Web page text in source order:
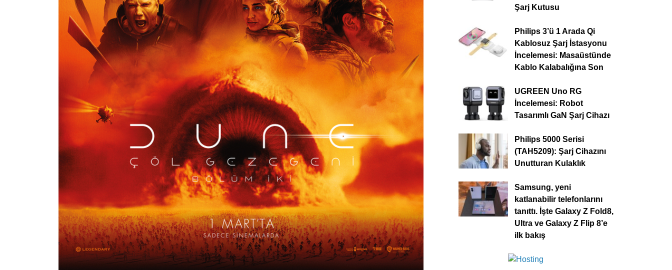
Şarj Kutusu
Philips 3’ü 1 Arada Qi
Kablosuz Şarj İstasyonu
İncelemesi: Masaüstünde
Kablo Kalabalığına Son
UGREEN Uno RG
İncelemesi: Robot
Tasarımlı GaN Şarj Cihazı
Philips 5000 Serisi
(TAH5209): Şarj Cihazını
Unutturan Kulaklık
Samsung, yeni
katlanabilir telefonlarını
tanıttı. İşte Galaxy Z Fold8,
Ultra ve Galaxy Z Flip 8’e
ilk bakış